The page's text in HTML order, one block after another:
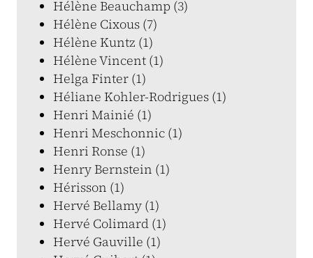
Hélène Beauchamp (3)
Hélène Cixous (7)
Hélène Kuntz (1)
Hélène Vincent (1)
Helga Finter (1)
Héliane Kohler-Rodrigues (1)
Henri Mainié (1)
Henri Meschonnic (1)
Henri Ronse (1)
Henry Bernstein (1)
Hérisson (1)
Hervé Bellamy (1)
Hervé Colimard (1)
Hervé Gauville (1)